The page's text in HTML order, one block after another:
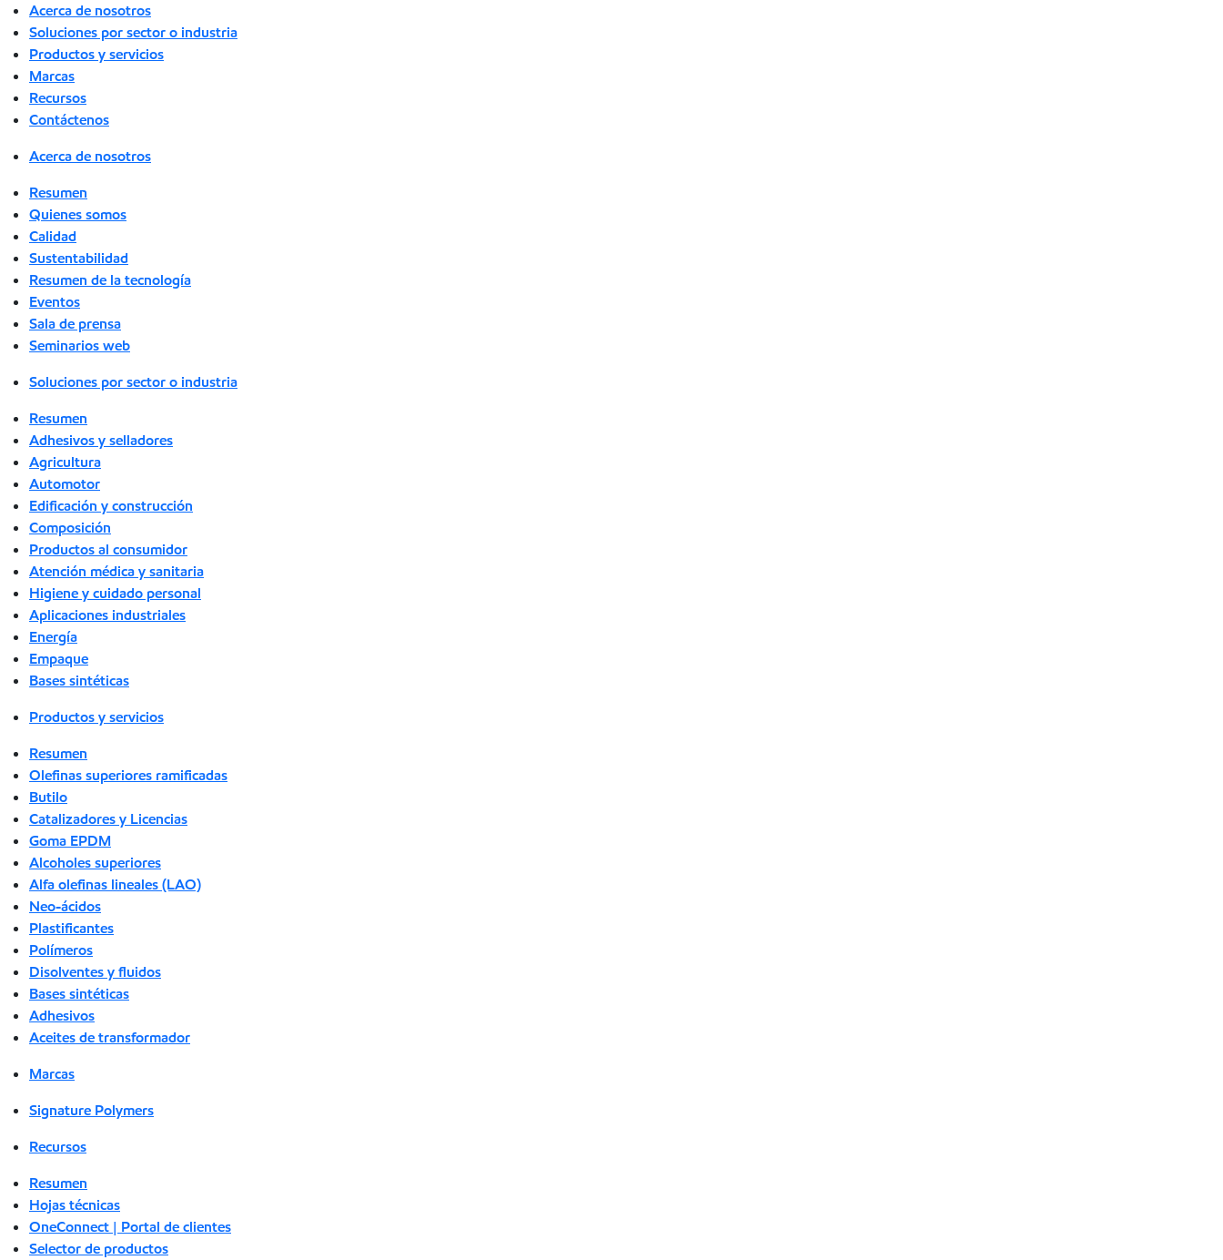
Acerca de nosotros
Soluciones por sector o industria
Productos y servicios
Marcas
Recursos
Contáctenos
Acerca de nosotros
Resumen
Quienes somos
Calidad
Sustentabilidad
Resumen de la tecnología
Eventos
Sala de prensa
Seminarios web
Soluciones por sector o industria
Resumen
Adhesivos y selladores
Agricultura
Automotor
Edificación y construcción
Composición
Productos al consumidor
Atención médica y sanitaria
Higiene y cuidado personal
Aplicaciones industriales
Energía
Empaque
Bases sintéticas
Productos y servicios
Resumen
Olefinas superiores ramificadas
Butilo
Catalizadores y Licencias
Goma EPDM
Alcoholes superiores
Alfa olefinas lineales (LAO)
Neo-ácidos
Plastificantes
Polímeros
Disolventes y fluidos
Bases sintéticas
Adhesivos
Aceites de transformador
Marcas
Signature Polymers
Recursos
Resumen
Hojas técnicas
OneConnect | Portal de clientes
Selector de productos